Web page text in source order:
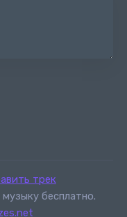
трек
бесплатно.